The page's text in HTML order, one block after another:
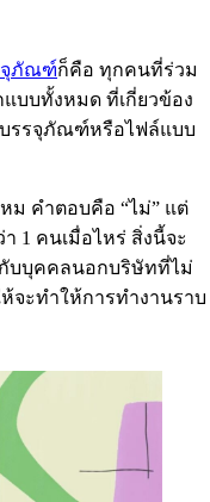
จุภัณฑ์ก็คือ ทุกคนที่ร่วม
แบบทั้งหมด ที่เกี่ยวข้อง
รรจุภัณฑ์หรือไฟล์แบบ
ม คำตอบคือ “ไม่” แต่
1 คนเมื่อไหร่ สิ่งนี้จะ
กับบุคคลนอกบริษัทที่ไม่
จะทำให้การทำงานราบ